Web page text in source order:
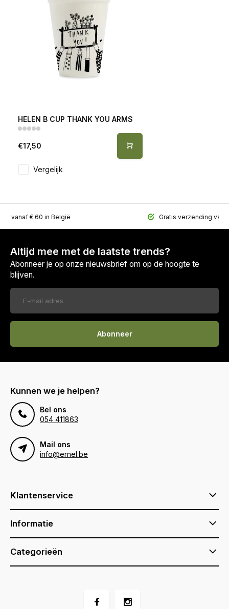
HELEN B CUP THANK YOU ARMS
€17,50
Vergelijk
vanaf € 60 in België Gratis verzending
Altijd mee met de laatste trends?
Abonneer je op onze nieuwsbrief om op de hoogte te
blijven.
Abonneer
Kunnen we je helpen?
Bel ons
054 411863
Mail ons
info@ernel.be
Klantenservice
Informatie
Categorieën